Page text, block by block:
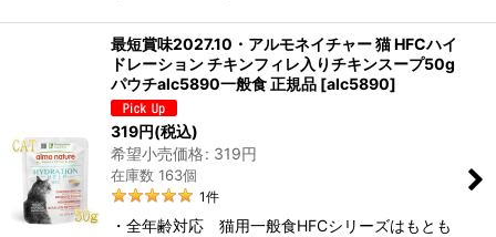
最短賞味2027.10・アルモネイチャー 猫 HFCハイ
ドレーション チキンフィレ入りチキンスープ50g
パウチalc5890一般食 正規品 [alc5890]
319円(税込)
希望小売価格: 319円
在庫数 163個
1件
・全年齢対応 猫用一般食HFCシリーズはもとも